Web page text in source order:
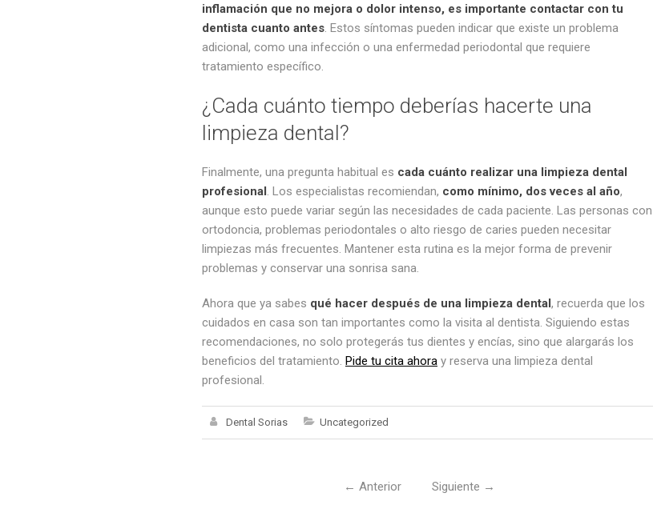
inflamación que no mejora o dolor intenso, es importante contactar con tu
dentista cuanto antes. Estos síntomas pueden indicar que existe un problema
adicional, como una infección o una enfermedad periodontal que requiere
tratamiento específico.
¿Cada cuánto tiempo deberías hacerte una
limpieza dental?
Finalmente, una pregunta habitual es cada cuánto realizar una limpieza dental
profesional. Los especialistas recomiendan, como mínimo, dos veces al año,
aunque esto puede variar según las necesidades de cada paciente. Las personas con
ortodoncia, problemas periodontales o alto riesgo de caries pueden necesitar
limpiezas más frecuentes. Mantener esta rutina es la mejor forma de prevenir
problemas y conservar una sonrisa sana.
Ahora que ya sabes qué hacer después de una limpieza dental, recuerda que los
cuidados en casa son tan importantes como la visita al dentista. Siguiendo estas
recomendaciones, no solo protegerás tus dientes y encías, sino que alargarás los
beneficios del tratamiento. Pide tu cita ahora y reserva una limpieza dental
profesional.
Dental Sorias Uncategorized
← Anterior Siguiente →